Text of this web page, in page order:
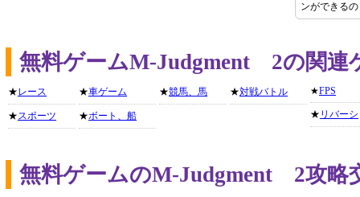
ンができる
無料ゲームM-Judgment 2の関連
★レース
★スポーツ
★車ゲーム
★ボート、船
★競馬、馬 ★対戦バトル ★FPS
★ リバーシ
無料ゲームのM-Judgment 2攻略